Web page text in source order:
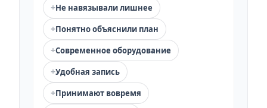
+Не навязывали лишнее
+Понятно объяснили план
+Современное оборудование
+Удобная запись
+Принимают вовремя